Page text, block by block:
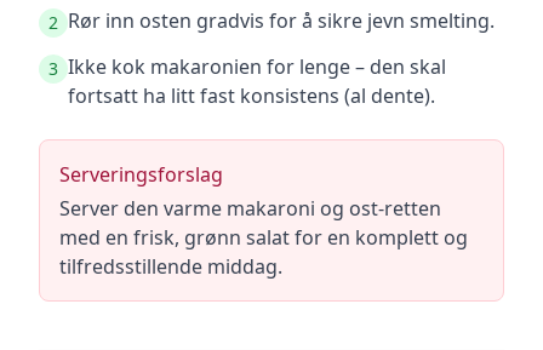
2 Rør inn osten gradvis for å sikre jevn smelting.
3 Ikke kok makaronien for lenge – den skal
fortsatt ha litt fast konsistens (al dente).
Serveringsforslag
Server den varme makaroni og ost-retten
med en frisk, grønn salat for en komplett og
tilfredsstillende middag.